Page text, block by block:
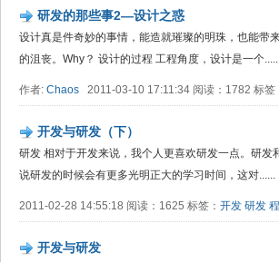
研发的那些事2—设计之惑
设计真是件奇妙的事情，能造就璀璨的明珠，也能带
的沮丧。Why？ 设计的过程 工程角度，设计是一个
作者: Chaos 2011-03-10 17:11:34 阅读：1782 标签
开发与研发（下）
研发 相对于开发来说，我个人更喜欢研发一点。研
说研发的时候会有更多光明正大的学习时间，这对......
2011-02-28 14:55:18 阅读：1625 标签： 开发 研发
开发与研发